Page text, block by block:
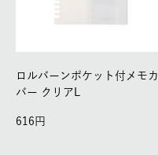
ロルバーンポケット付メモカ
バー クリアL
616